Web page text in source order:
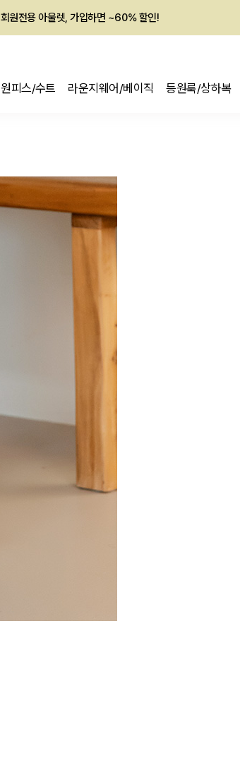
회원전용 아울렛, 가입하면 ~60% 할인!
원피스/수트 라운지웨어/베이직 등원룩/상하복